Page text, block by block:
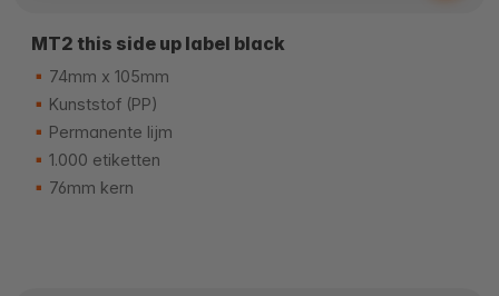
MT2 this side up label black
74mm x 105mm
Kunststof (PP)
Permanente lijm
1.000 etiketten
76mm kern